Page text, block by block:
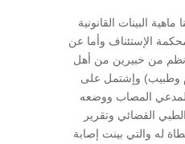
البينات القانونية
الإستئناف وأما عن
نظم من خبيرين من أهل
وطبيب) وإشتمل على
المصاب ووضعه
القضائي وتقرير
له والتي بينت إصابة